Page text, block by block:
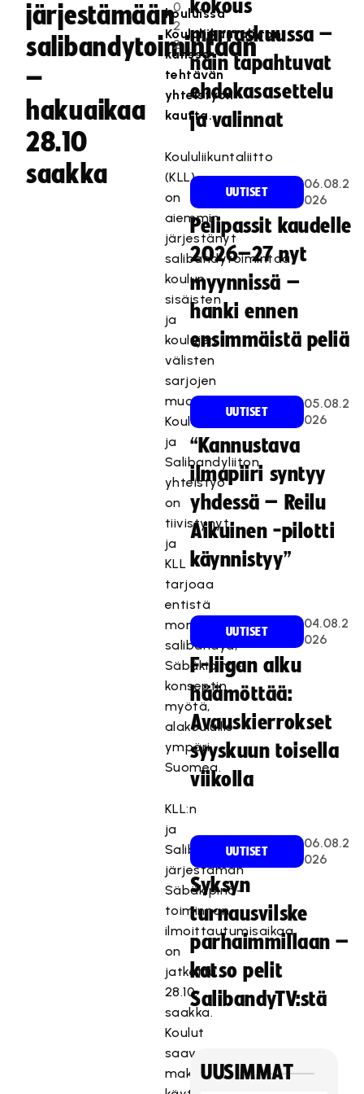
järjestämään
salibandytoimintaan
–
hakuaikaa
28.10
saakka
0
2
2
kouluissa
Koululiikuntaliiton
kanssa
tehtävän
yhteistyön
kautta.
Koululiikuntaliitto
(KLL)
on
aiemmin
järjestänyt
salibandytoimintaa
koulun
sisäisten
ja
koulujen
välisten
sarjojen
muodossa.
Koululiikuntaliiton
ja
Salibandyliiton
yhteistyö
on
tiivistynyt
ja
KLL
tarjoaa
entistä
monipuolisemmin
salibandya,
Säbäkipinä-
konseptin
myötä,
alakouluille
ympäri
Suomea.
KLL:n
ja
Salibandyliiton
järjestämän
Säbäkipinä-
toiminnan
ilmoittautumisaikaa
on
jatkettu
28.10.
saakka.
Koulut
saavat
maksutta
kokous
marraskuussa –
näin tapahtuvat
ehdokasasettelu
ja valinnat
UUTISET
06.08.2
026
Pelipassit kaudelle
2026–27 nyt
myynnissä –
hanki ennen
ensimmäistä peliä
UUTISET
05.08.2
026
“Kannustava
ilmapiiri syntyy
yhdessä – Reilu
Aikuinen -pilotti
käynnistyy”
UUTISET
04.08.2
026
F-liigan alku
häämöttää:
Avauskierrokset
syyskuun toisella
viikolla
UUTISET
06.08.2
026
Syksyn
turnausvilske
parhaimmillaan –
katso pelit
SalibandyTV:stä
UUSIMMAT